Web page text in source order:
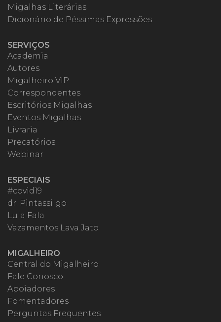
Migalhas Literárias
Dicionário de Péssimas Expressões
SERVIÇOS
Academia
Autores
Migalheiro VIP
Correspondentes
Escritórios Migalhas
Eventos Migalhas
Livraria
Precatórios
Webinar
ESPECIAIS
#covid19
dr. Pintassilgo
Lula Fala
Vazamentos Lava Jato
MIGALHEIRO
Central do Migalheiro
Fale Conosco
Apoiadores
Fomentadores
Perguntas Frequentes